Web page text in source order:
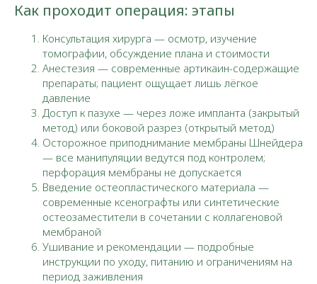
Как проходит операция: этапы
Консультация хирурга — осмотр, изучение
томографии, обсуждение плана и стоимости
Анестезия — современные артикаин-содержащие
препараты; пациент ощущает лишь лёгкое
давление
Доступ к пазухе — через ложе импланта (закрытый
метод) или боковой разрез (открытый метод)
Осторожное приподнимание мембраны Шнейдера
— все манипуляции ведутся под контролем;
перфорация мембраны не допускается
Введение остеопластического материала —
современные ксенографты или синтетические
остеозаместители в сочетании с коллагеновой
мембраной
Ушивание и рекомендации — подробные
инструкции по уходу, питанию и ограничениям на
период заживления